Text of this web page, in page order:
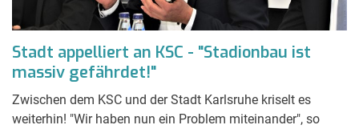
Stadt appelliert an KSC - "Stadionbau ist
massiv gefährdet!"
Zwischen dem KSC und der Stadt Karlsruhe kriselt es
weiterhin! "Wir haben nun ein Problem miteinander", so